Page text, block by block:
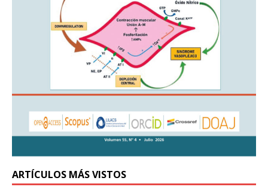
ARTÍCULOS MÁS VISTOS